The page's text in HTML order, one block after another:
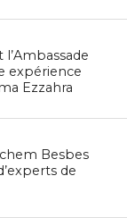
l’Ambassade
expérience
Ezzahra
Besbes
de